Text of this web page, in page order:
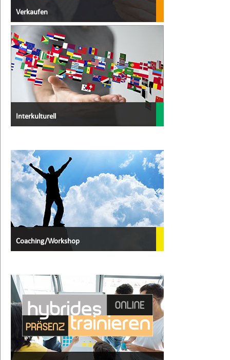
Verkaufen
Interkulturell
Coaching/Workshop